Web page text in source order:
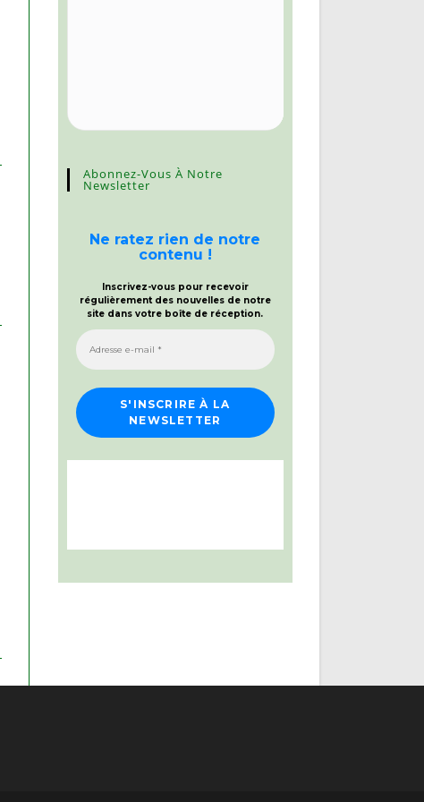
Abonnez-Vous À Notre
Newsletter
Ne ratez rien de notre
contenu !
Inscrivez-vous pour recevoir
régulièrement des nouvelles de notre
site dans votre boîte de réception.